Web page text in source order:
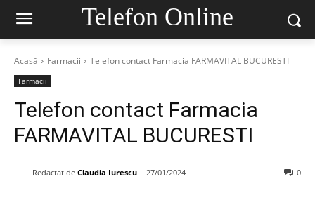
Telefon Online
Acasă Farmacii Telefon contact Farmacia FARMAVITAL BUCURESTI
Farmacii
Telefon contact Farmacia
FARMAVITAL BUCURESTI
Redactat de Claudia Iurescu 27/01/2024 0